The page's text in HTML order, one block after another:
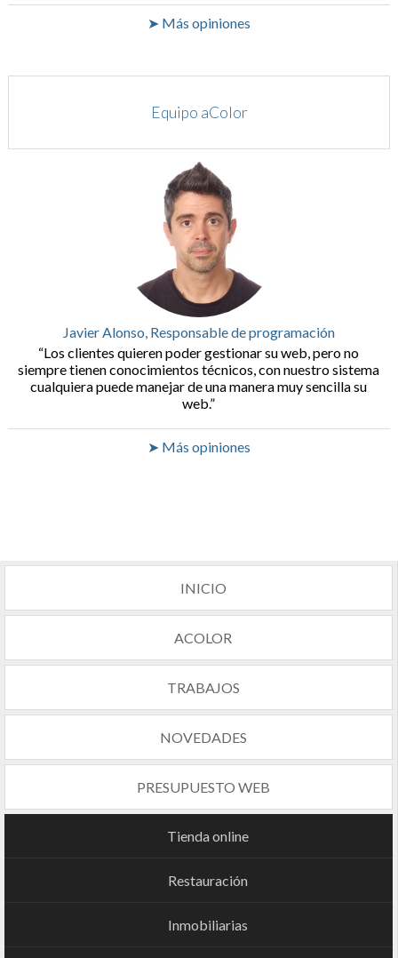
➤ Más opiniones
Equipo aColor
Javier Alonso, Responsable de programación
Los clientes quieren poder gestionar su web, pero no
siempre tienen conocimientos técnicos, con nuestro sistema
cualquiera puede manejar de una manera muy sencilla su
web.
➤ Más opiniones
INICIO
ACOLOR
TRABAJOS
NOVEDADES
PRESUPUESTO WEB
Tienda online
Restauración
Inmobiliarias